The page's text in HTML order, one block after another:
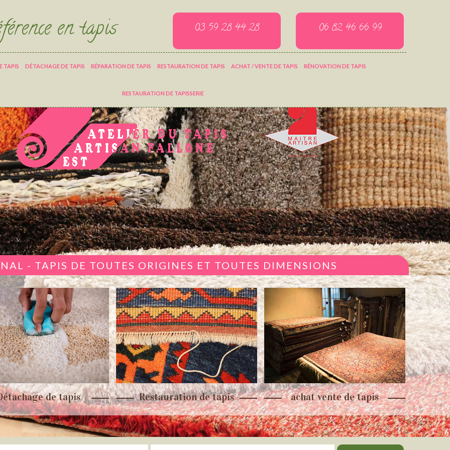
en tapis 03 59 28 44 28 06 82 46 66 99
TAPIS DÉTACHAGE DE TAPIS RÉPARATION DE TAPIS RESTAURATION DE TAPIS ACHAT / VENTE DE TAPIS RÉNOVATION DE TAPIS
RESTAURATION DE TAPISSERIE
- TAPIS DE TOUTES ORIGINES ET TOUTES DIMENSIONS
de tapis Restauration de tapis achat vente de tapis